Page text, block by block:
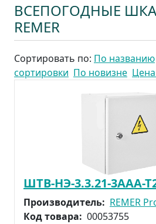
ВСЕПОГОДНЫЕ
REMER
Сортировать по: По названию
сортировки По новизне
ШТВ-НЭ-3.3.21-3ААА-
Производитель: REMER
Код товара: 00053755